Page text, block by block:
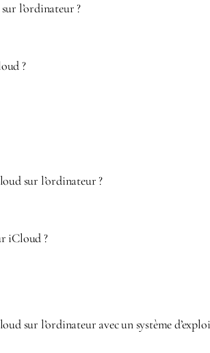
l’ordinateur ?
?
sur l’ordinateur ?
iCloud ?
sur l’ordinateur avec un système